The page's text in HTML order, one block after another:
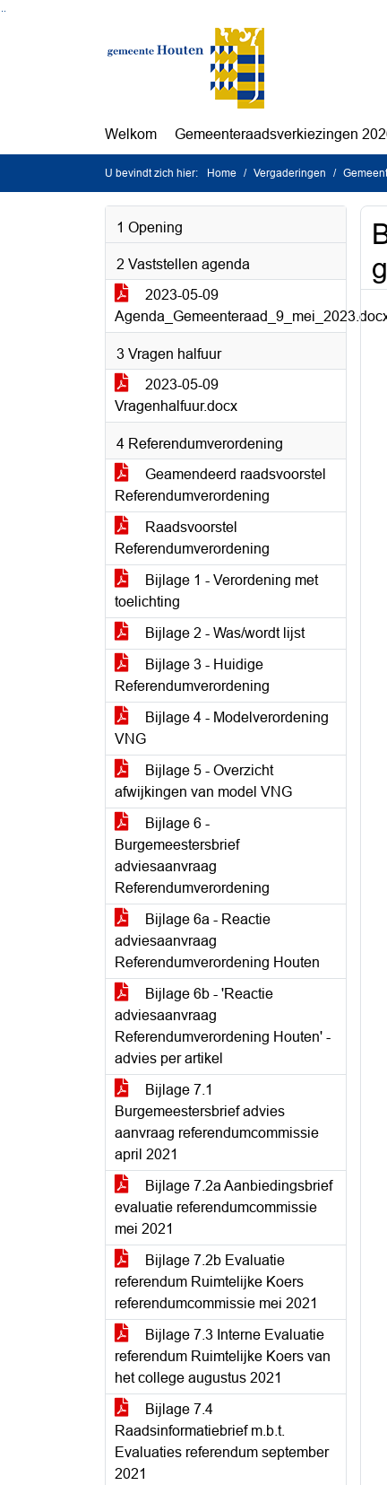
Welkom Gemeenteraadsverkiezingen
U bevindt zich hier: Home Vergaderingen
1 Opening
2 Vaststellen agenda
2023-05-09
3 Vragen halfuur
2023-05-09
Vragenhalfuur.docx
4 Referendumverordening
Geamendeerd raadsvoorstel
Referendumverordening
Raadsvoorstel
Referendumverordening
Bijlage 1 - Verordening met
toelichting
Bijlage 2 - Was/wordt lijst
Bijlage 3 - Huidige
Referendumverordening
Bijlage 4 - Modelverordening
VNG
Bijlage 5 - Overzicht
afwijkingen van model VNG
Bijlage 6 -
Burgemeestersbrief
adviesaanvraag
Referendumverordening
Bijlage 6a - Reactie
adviesaanvraag
Referendumverordening Houten
Bijlage 6b - 'Reactie
adviesaanvraag
Referendumverordening Houten' -
advies per artikel
Bijlage 7.1
Burgemeestersbrief advies
aanvraag referendumcommissie
april 2021
Bijlage 7.2a Aanbiedingsbrief
evaluatie referendumcommissie
mei 2021
Bijlage 7.2b Evaluatie
referendum Ruimtelijke Koers
referendumcommissie mei 2021
Bijlage 7.3 Interne Evaluatie
referendum Ruimtelijke Koers van
het college augustus 2021
Bijlage 7.4
Raadsinformatiebrief m.b.t.
Evaluaties referendum september
2021